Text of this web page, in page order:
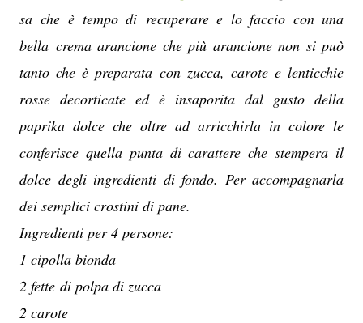
sa che è tempo di recuperare e lo faccio con una
bella crema arancione che più arancione non si può
tanto che è preparata con zucca, carote e lenticchie
rosse decorticate ed è insaporita dal gusto della
paprika dolce che oltre ad arricchirla in colore le
conferisce quella punta di carattere che stempera il
dolce degli ingredienti di fondo. Per accompagnarla
dei semplici crostini di pane.
Ingredienti per 4 persone:
1 cipolla bionda
2 fette di polpa di zucca
2 carote